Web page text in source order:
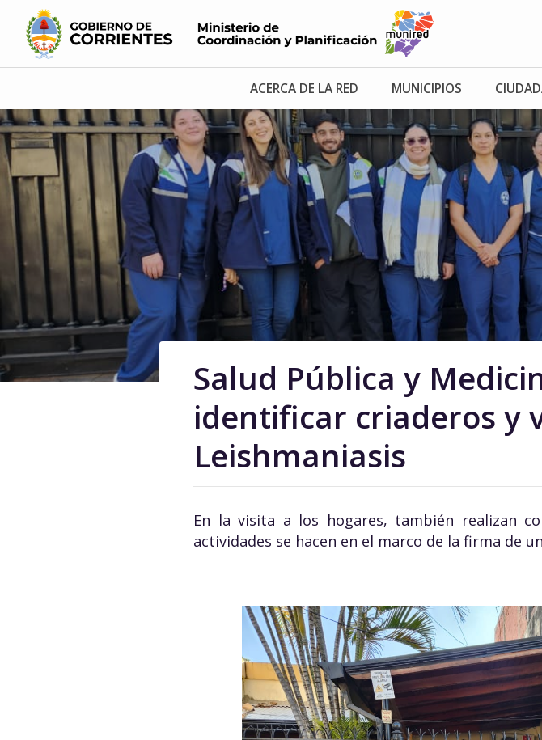
ACERCA DE LA RED MUNICIPIOS
Salud Pública y
identificar criaderos y
Leishmaniasis
En la visita a los hogares, también realizan
actividades se hacen en el marco de la firma de